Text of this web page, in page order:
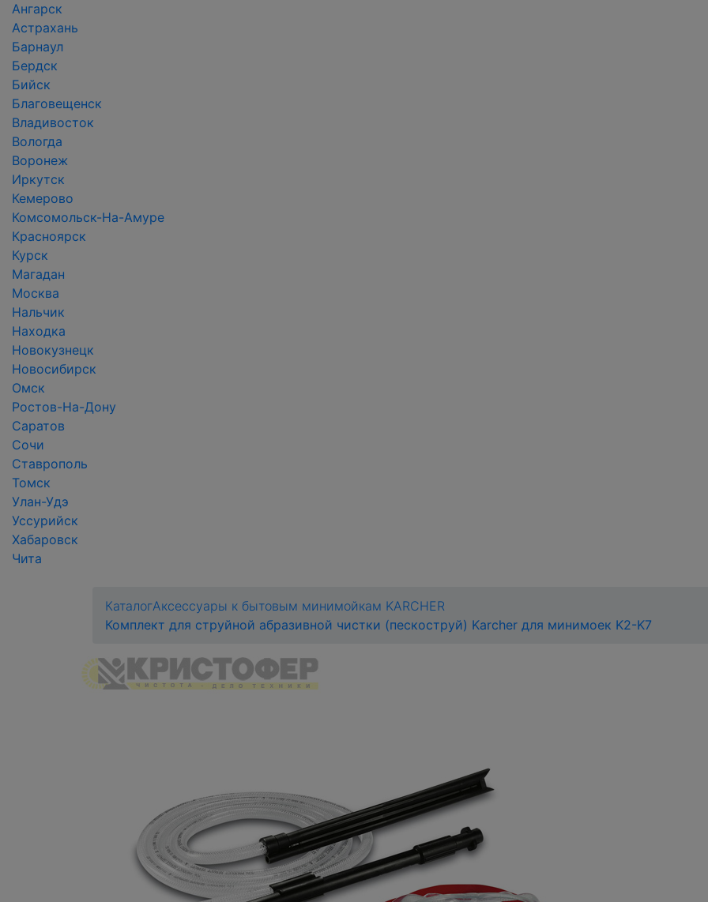
Ангарск
Астрахань
Барнаул
Бердск
Бийск
Благовещенск
Владивосток
Вологда
Воронеж
Иркутск
Кемерово
Комсомольск-На-Амуре
Красноярск
Курск
Магадан
Москва
Нальчик
Находка
Новокузнецк
Новосибирск
Омск
Ростов-На-Дону
Саратов
Сочи
Ставрополь
Томск
Улан-Удэ
Уссурийск
Хабаровск
Чита
КаталогАксессуары к бытовым минимойкам KARCHER
Комплект для струйной абразивной чистки (пескоструй) Karcher для минимоек K2-K7